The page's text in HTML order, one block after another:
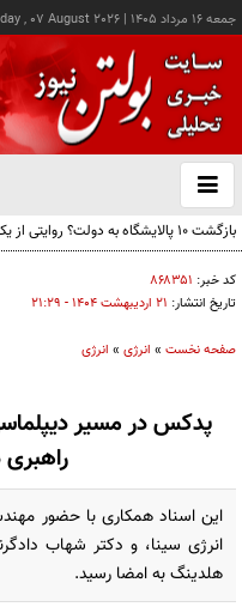
جمعه ۱۶ مرداد ۱۴۰۵ |
, 07 August 2026
باز
و
بدون‌حساب
کد خبر: ۸۶۸۳۵۱
تاریخ انتشار: ۲۱ ارديبهشت ۱۴۰۴ - ۲۱:۲۹
صفحه نخست » انرژی » انرژی
پدکس در مسیر
راهبری
این اسناد همکاری با حضور
انرژی سینا، و دکتر شهاب
هلدینگ به امضا رسید.